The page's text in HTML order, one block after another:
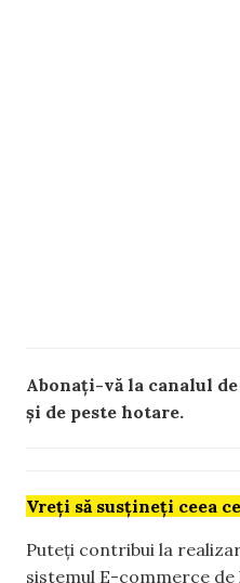
Abonați-vă la canalul
și de peste hotare.
Vreți să susțineți ceea
Puteți contribui la
sistemul E-commerce